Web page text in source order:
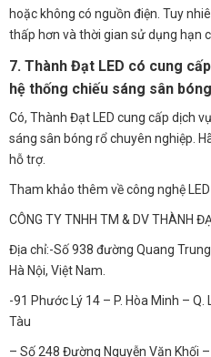
hoặc không có nguồn điện. Tuy
thấp hơn và thời gian sử dụng hạn
7. Thành Đạt LED có cung
hệ thống chiếu sáng sân
Có, Thành Đạt LED cung cấp dịch
sáng sân bóng rổ chuyên nghiệp.
hỗ trợ.
Tham khảo thêm về công nghệ
CÔNG TY TNHH TM & DV THÀNH
Địa chỉ:-Số 938 đường Quang
Hà Nội, Việt Nam.
-91 Phước Lý 14 – P. Hòa Minh – Q.
Tàu
– Số 248 Đường Nguyễn Văn Khối